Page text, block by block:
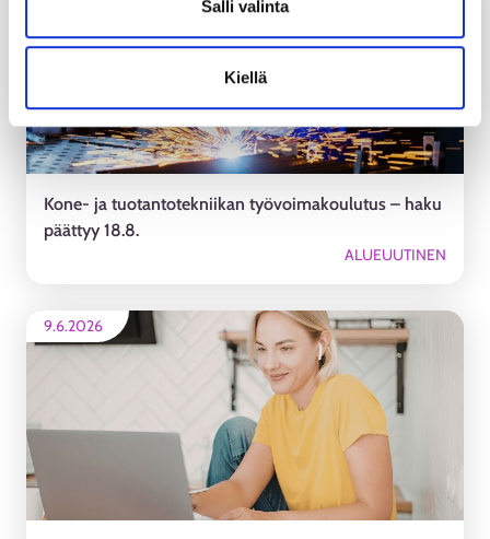
Salli valinta
Kiellä
Kone- ja tuotantotekniikan työvoimakoulutus – haku
päättyy 18.8.
ALUEUUTINEN
9.6.2026